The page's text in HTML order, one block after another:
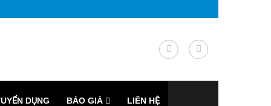
DỤNG BÁO GIÁ LIÊN HỆ